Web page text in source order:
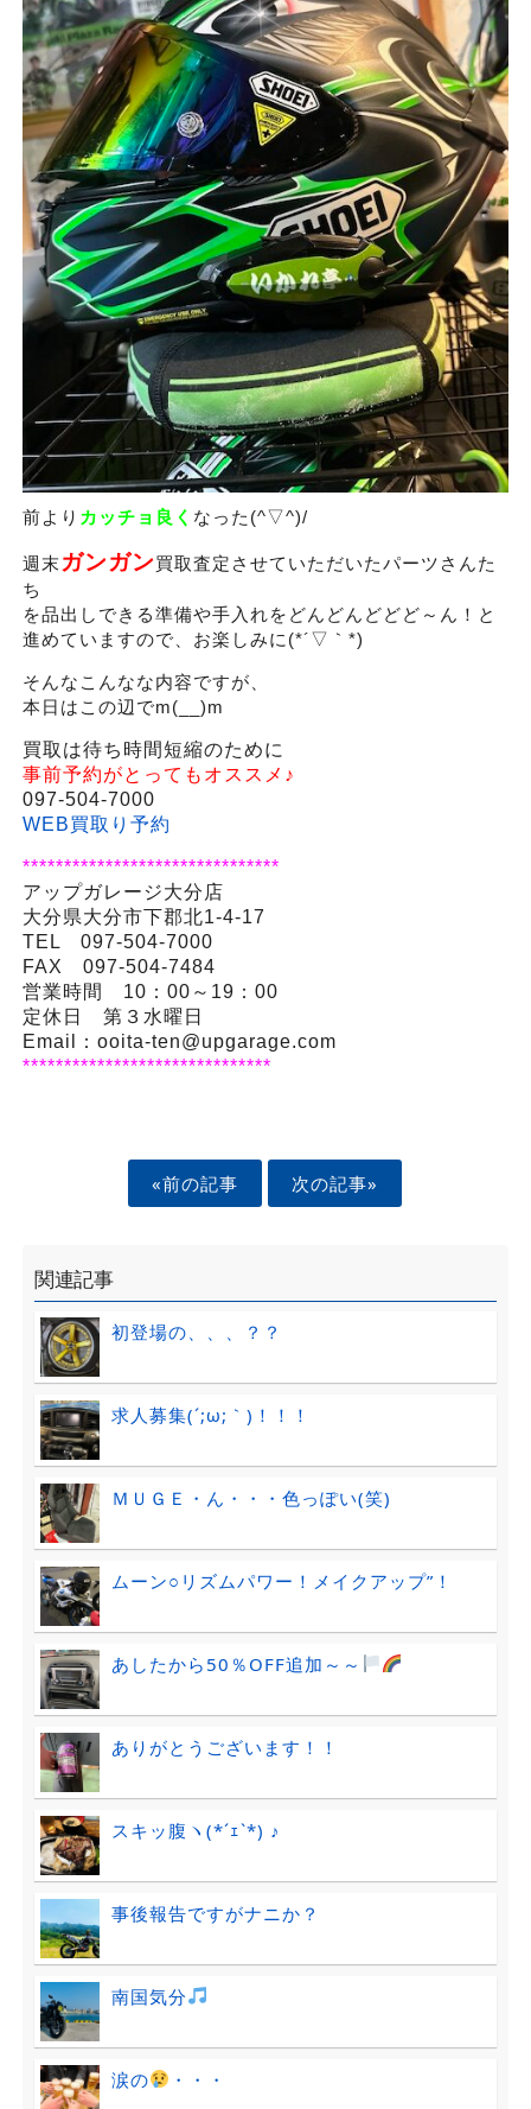
前より カッチョ良く なった(^▽^)/
週末 ガンガン買取査定させていただいたパーツさんた
ち
を品出しできる準備や手入れをどんどんどどど～ん！と
進めていますので、お楽しみに(*´▽｀*)
そんなこんなな内容ですが、
本日はこの辺でm(__)m
買取は待ち時間短縮のために
事前予約がとってもオススメ♪
097-504-7000
WEB買取り予約
*******************************
アップガレージ大分店
大分県大分市下郡北1-4-17
TEL 097-504-7000
FAX 097-504-7484
営業時間 10：00～19：00
定休日 第３水曜日
Email：ooita-ten@upgarage.com
******************************
«前の記事 次の記事»
関連記事
初登場の、、、？？
求人募集(´;ω;｀)！！！
ＭＵＧＥ・ん・・・色っぽい(笑)
ムーン○リズムパワー！メイクアップ”！
あしたから50％OFF追加～～
ありがとうございます！！
スキッ腹ヽ(*´ｪ`*) ♪
事後報告ですがナニか？
南国気分
涙の ・・・